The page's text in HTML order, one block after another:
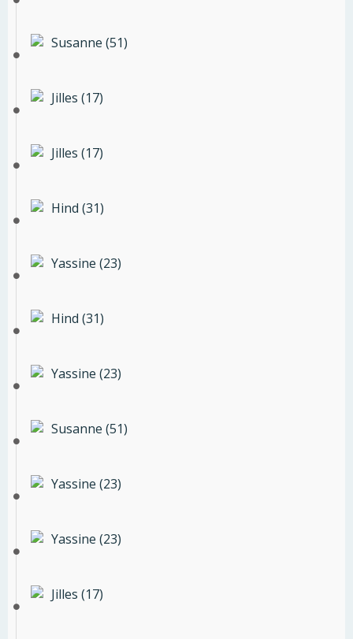
Susanne (51)
Jilles (17)
Jilles (17)
Hind (31)
Yassine (23)
Hind (31)
Yassine (23)
Susanne (51)
Yassine (23)
Yassine (23)
Jilles (17)